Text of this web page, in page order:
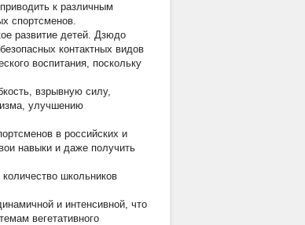
к различным
спортсменов.
развитие детей. Дзюдо
контактных видов
воспитания, поскольку
взрывную силу,
улучшению
в российских и
навыки и даже получить
школьников
и интенсивной, что
вегетативного